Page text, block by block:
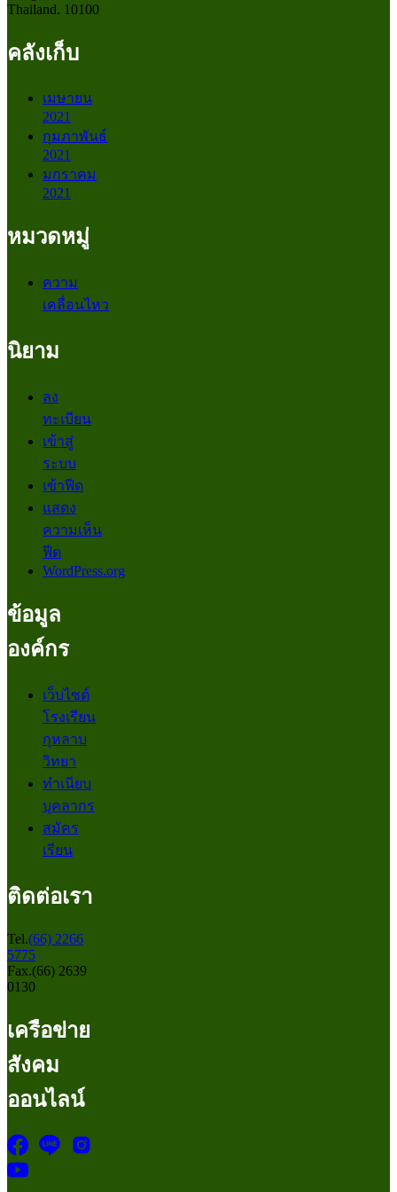
Thailand. 10100
คลังเก็บ
เมษายน
2021
กุมภาพันธ์
2021
มกราคม
2021
หมวดหมู่
ความ
เคลื่อนไหว
นิยาม
ลง
ทะเบียน
เข้าสู่
ระบบ
เข้าฟีด
แสดง
ความเห็น
ฟีด
WordPress.org
ข้อมูล
องค์กร
เว็บไซต์
โรงเรียน
กุหลาบ
วิทยา
ทำเนียบ
บุคลากร
สมัคร
เรียน
ติดต่อเรา
Tel.(66) 2266
5775
Fax.(66) 2639
0130
เครือข่าย
สังคม
ออนไลน์